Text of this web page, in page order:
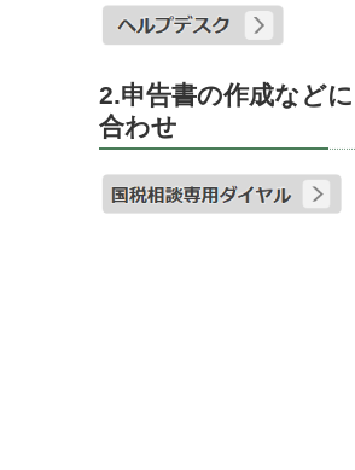
2.申告書の作成など
合わせ